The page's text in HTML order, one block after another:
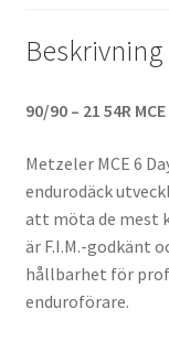
Beskrivning
90/90 – 21 54R
Metzeler MCE 6
endurodäck
att möta de mest
är F.I.M.-godkänt
hållbarhet för
enduroförare.